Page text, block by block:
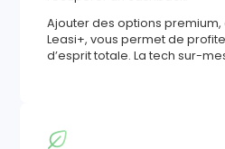
Ajouter des options premium,
Leasi+, vous permet de
d’esprit totale. La tech sur-